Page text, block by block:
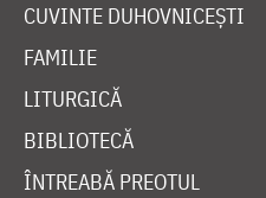
CUVINTE DUHOVNICEȘTI
FAMILIE
LITURGICĂ
BIBLIOTECĂ
ÎNTREABĂ PREOTUL